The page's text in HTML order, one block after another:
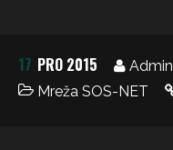
17 PRO 2015 Admin
Mreža SOS-NET